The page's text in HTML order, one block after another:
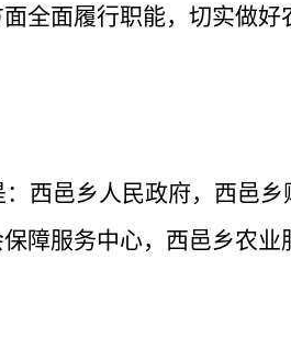
全面履行职能，切实做
：西邑乡人民政府，西邑
障服务中心，西邑乡农